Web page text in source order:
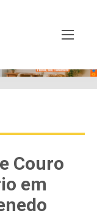
Couro
em